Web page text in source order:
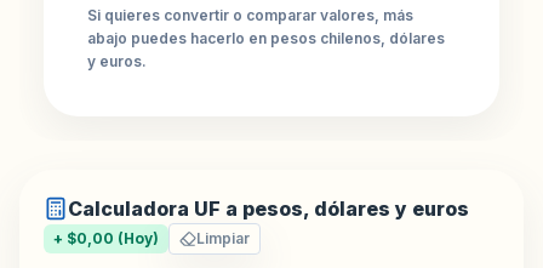
Si quieres convertir o comparar valores, más
abajo puedes hacerlo en pesos chilenos, dólares
y euros.
Calculadora UF a pesos, dólares y euros
+ $0,00 (Hoy) Limpiar